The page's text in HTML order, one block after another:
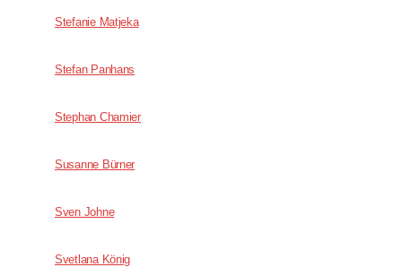
Stefanie Matjeka
Stefan Panhans
Stephan Chamier
Susanne Bürner
Sven Johne
Svetlana König